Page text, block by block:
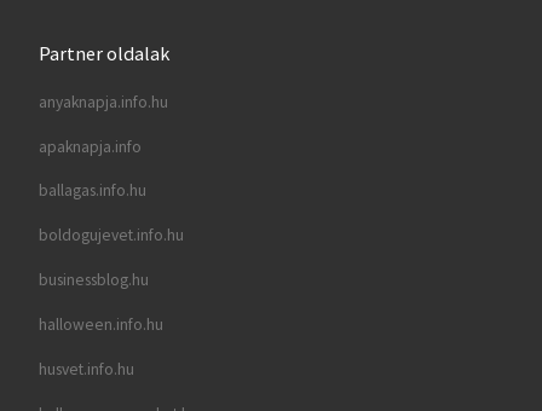
Partner oldalak
anyaknapja.info.hu
apaknapja.info
ballagas.info.hu
boldogujevet.info.hu
businessblog.hu
halloween.info.hu
husvet.info.hu